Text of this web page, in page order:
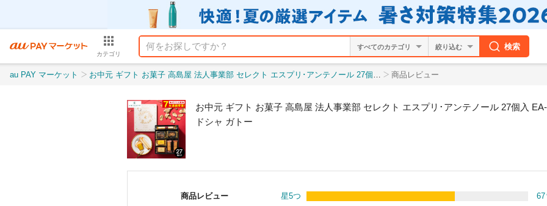
カテゴリ
絞り込む 検索
au PAY マーケット お中元 ギフト お菓子 高島屋 法人事業部 セレクト エスプリ･アンテノール 27個入 EA-2A 焼き菓子セット クッキー ラングドシャ ガトー 商品レビュー
お中元 ギフト お菓子 高島屋 法人事業部 セレクト エスプリ･アンテノール 27個入
ドシャ ガトー
商品レビュー 星5つ 67